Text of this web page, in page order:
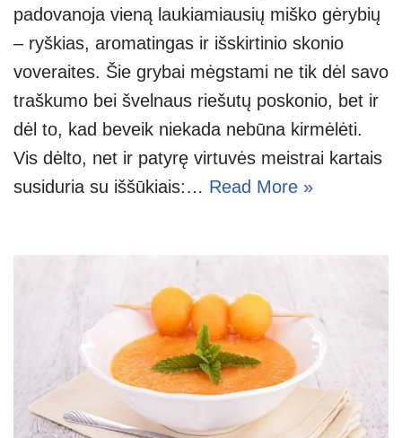
padovanoja vieną laukiamiausių miško gėrybių
– ryškias, aromatingas ir išskirtinio skonio
voveraites. Šie grybai mėgstami ne tik dėl savo
traškumo bei švelnaus riešutų poskonio, bet ir
dėl to, kad beveik niekada nebūna kirmėlėti.
Vis dėlto, net ir patyrę virtuvės meistrai kartais
susiduria su iššūkiais:… Read More »